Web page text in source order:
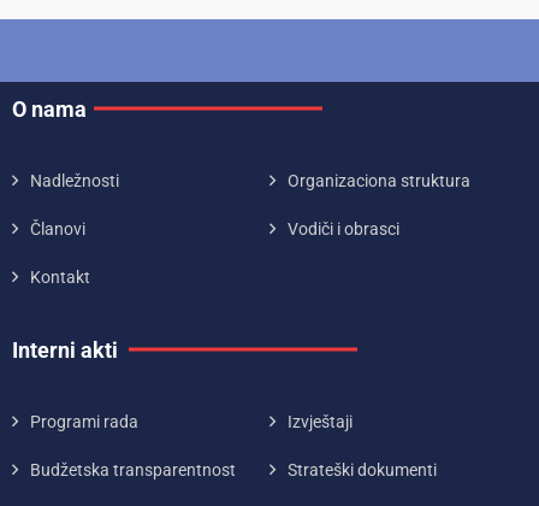
O nama
Nadležnosti Organizaciona struktura
Članovi Vodiči i obrasci
Kontakt
Interni akti
Programi rada Izvještaji
Budžetska transparentnost Strateški dokumenti